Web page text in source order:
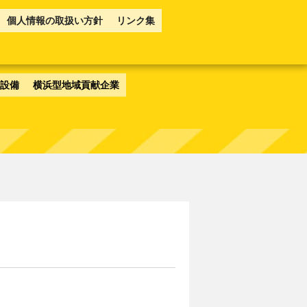
個人情報の取扱い方針 リンク集
備 横浜型地域貢献企業